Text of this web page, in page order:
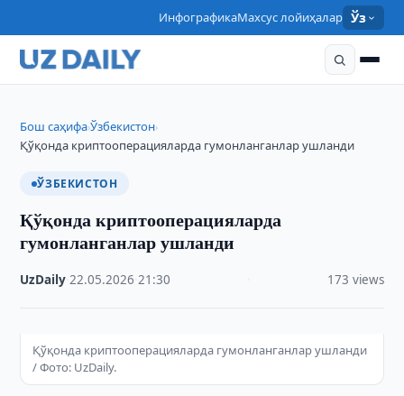
ИнфографикаМахсус лойиҳалар Ўз
Бош саҳифа›Ўзбекистон›
Қўқонда криптооперацияларда гумонланганлар ушланди
ЎЗБЕКИСТОН
Қўқонда криптооперацияларда
гумонланганлар ушланди
UzDaily ·22.05.2026 ·21:30 173 views
Қўқонда криптооперацияларда гумонланганлар ушланди
/ Фото: UzDaily.